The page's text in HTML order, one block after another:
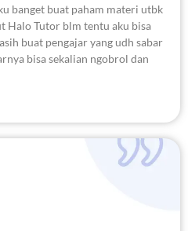
banget buat paham materi utbk
Halo Tutor blm tentu aku bisa
buat pengajar yang udh sabar
bisa sekalian ngobrol dan